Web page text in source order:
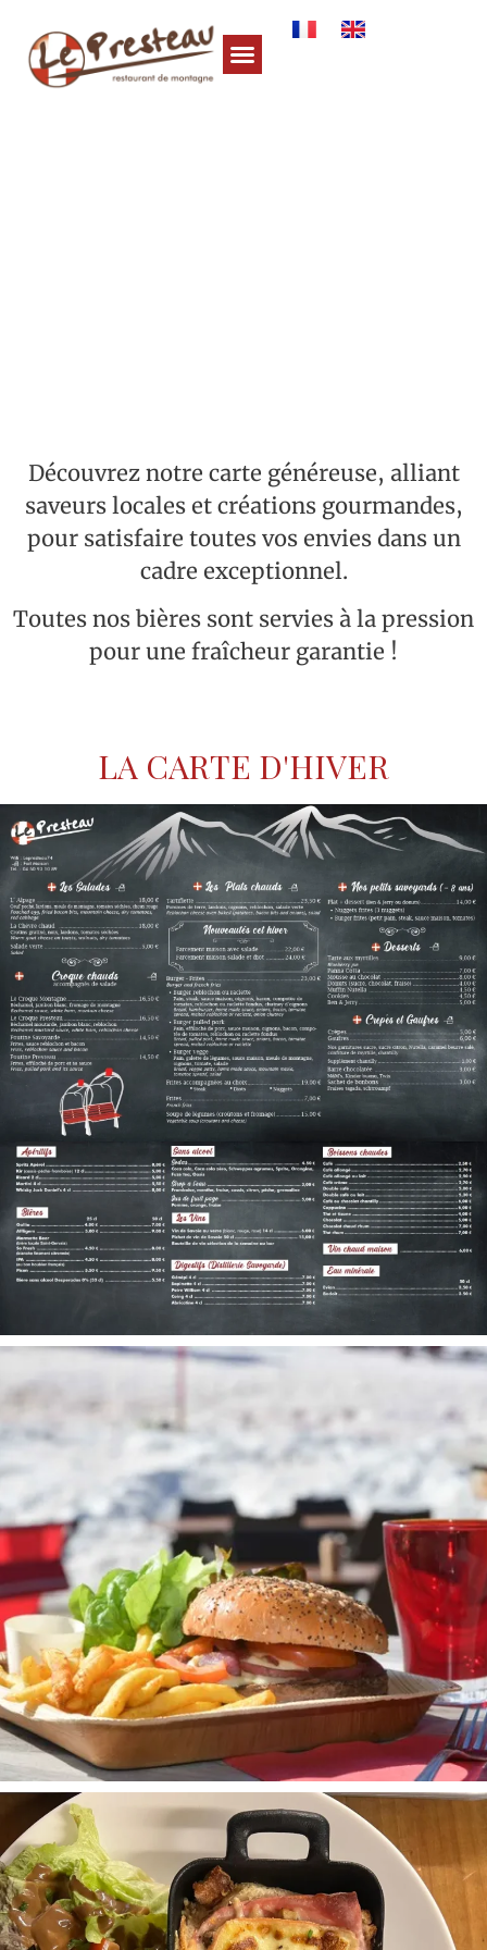
Découvrez notre carte généreuse, alliant
saveurs locales et créations gourmandes,
pour satisfaire toutes vos envies dans un
cadre exceptionnel.
Toutes nos bières sont servies à la pression
pour une fraîcheur garantie !
LA CARTE D'HIVER